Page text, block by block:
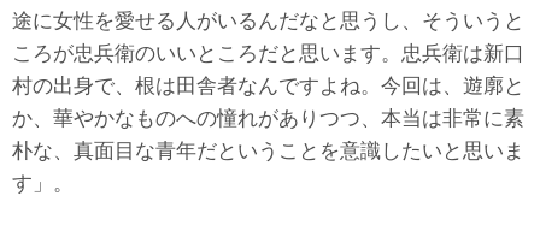
途に女性を愛せる人がいるんだなと思うし、そういうと
ころが忠兵衛のいいところだと思います。忠兵衛は新口
村の出身で、根は田舎者なんですよね。今回は、遊廓と
か、華やかなものへの憧れがありつつ、本当は非常に素
朴な、真面目な青年だということを意識したいと思いま
す」。